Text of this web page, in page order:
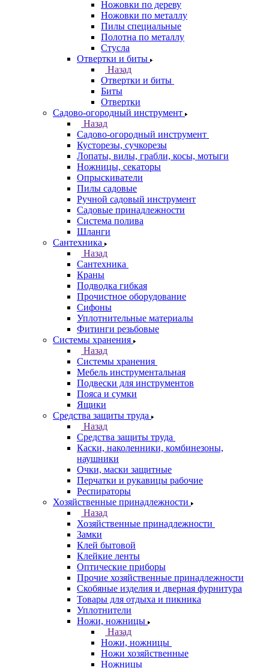
Ножовки по дереву
Ножовки по металлу
Пилы специальные
Полотна по металлу
Стусла
Отвертки и биты
Назад
Отвертки и биты
Биты
Отвертки
Садово-огородный инструмент
Назад
Садово-огородный инструмент
Кусторезы, сучкорезы
Лопаты, вилы, грабли, косы, мотыги
Ножницы, секаторы
Опрыскиватели
Пилы садовые
Ручной садовый инструмент
Садовые принадлежности
Система полива
Шланги
Сантехника
Назад
Сантехника
Краны
Подводка гибкая
Прочистное оборудование
Сифоны
Уплотнительные материалы
Фитинги резьбовые
Системы хранения
Назад
Системы хранения
Мебель инструментальная
Подвески для инструментов
Пояса и сумки
Ящики
Средства защиты труда
Назад
Средства защиты труда
Каски, наколенники, комбинезоны,
наушники
Очки, маски защитные
Перчатки и рукавицы рабочие
Респираторы
Хозяйственные принадлежности
Назад
Хозяйственные принадлежности
Замки
Клей бытовой
Клейкие ленты
Оптические приборы
Прочие хозяйственные принадлежности
Скобяные изделия и дверная фурнитура
Товары для отдыха и пикника
Уплотнители
Ножи, ножницы
Назад
Ножи, ножницы
Ножи хозяйственные
Ножницы